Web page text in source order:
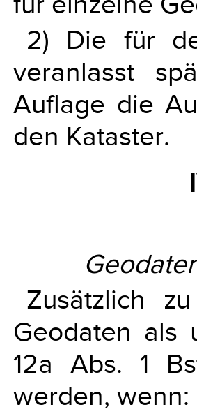
2) Die für
veranlasst
Auflage die
den Kataster.
Zusätzlich
Geodaten als
12a Abs. 1
werden, wenn: